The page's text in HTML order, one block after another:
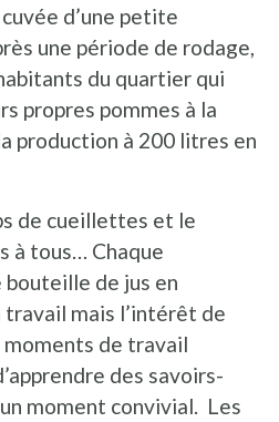
d’une petite
une période de rodage,
du quartier qui
propres pommes à la
production à 200 litres en
de cueillettes et le
à tous… Chaque
de jus en
mais l’intérêt de
moments de travail
des savoirs-
moment convivial. Les